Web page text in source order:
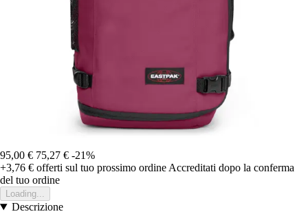
95,00 € 75,27 € -21%
+3,76 € offerti sul tuo prossimo ordine Accreditati dopo la conferma
del tuo ordine
Loading...
Descrizione